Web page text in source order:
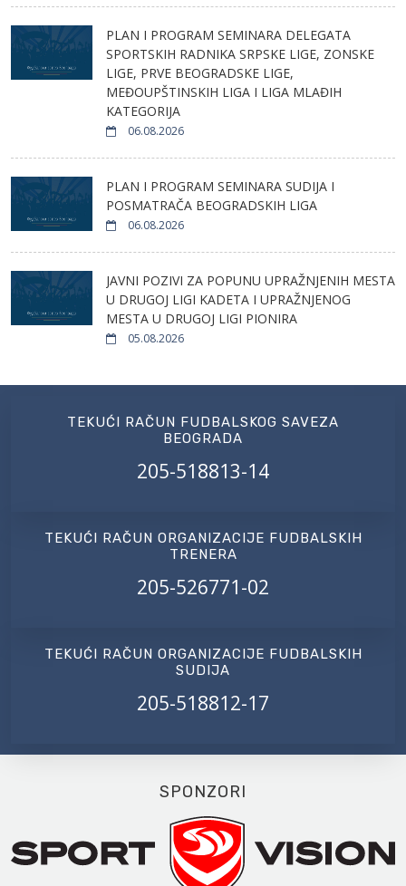
PLAN I PROGRAM SEMINARA DELEGATA
SPORTSKIH RADNIKA SRPSKE LIGE, ZONSKE
LIGE, PRVE BEOGRADSKE LIGE,
MEĐOUPŠTINSKIH LIGA I LIGA MLAĐIH
KATEGORIJA
06.08.2026
PLAN I PROGRAM SEMINARA SUDIJA I
POSMATRAČA BEOGRADSKIH LIGA
06.08.2026
JAVNI POZIVI ZA POPUNU UPRAŽNJENIH MESTA
U DRUGOJ LIGI KADETA I UPRAŽNJENOG
MESTA U DRUGOJ LIGI PIONIRA
05.08.2026
TEKUĆI RAČUN FUDBALSKOG SAVEZA
BEOGRADA
205-518813-14
TEKUĆI RAČUN ORGANIZACIJE FUDBALSKIH
TRENERA
205-526771-02
TEKUĆI RAČUN ORGANIZACIJE FUDBALSKIH
SUDIJA
205-518812-17
SPONZORI